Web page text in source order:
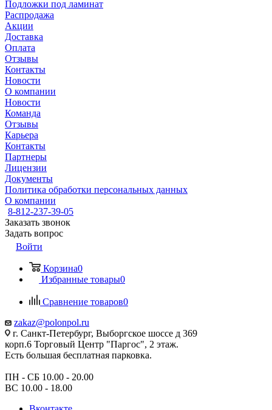
Подложки под ламинат
Распродажа
Акции
Доставка
Оплата
Отзывы
Контакты
Новости
О компании
Новости
Команда
Отзывы
Карьера
Контакты
Партнеры
Лицензии
Документы
Политика обработки персональных данных
О компании
8-812-237-39-05
Заказать звонок
Задать вопрос
Войти
Корзина0
Избранные товары0
Сравнение товаров0
zakaz@polonpol.ru
г. Санкт-Петербург, Выборгское шоссе д 369
корп.6 Торговый Центр "Паргос", 2 этаж.
Есть большая бесплатная парковка.
ПН - СБ 10.00 - 20.00
ВС 10.00 - 18.00